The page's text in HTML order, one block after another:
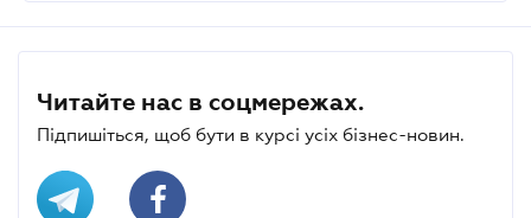
Читайте нас в соцмережах.
Підпишіться, щоб бути в курсі усіх бізнес-новин.